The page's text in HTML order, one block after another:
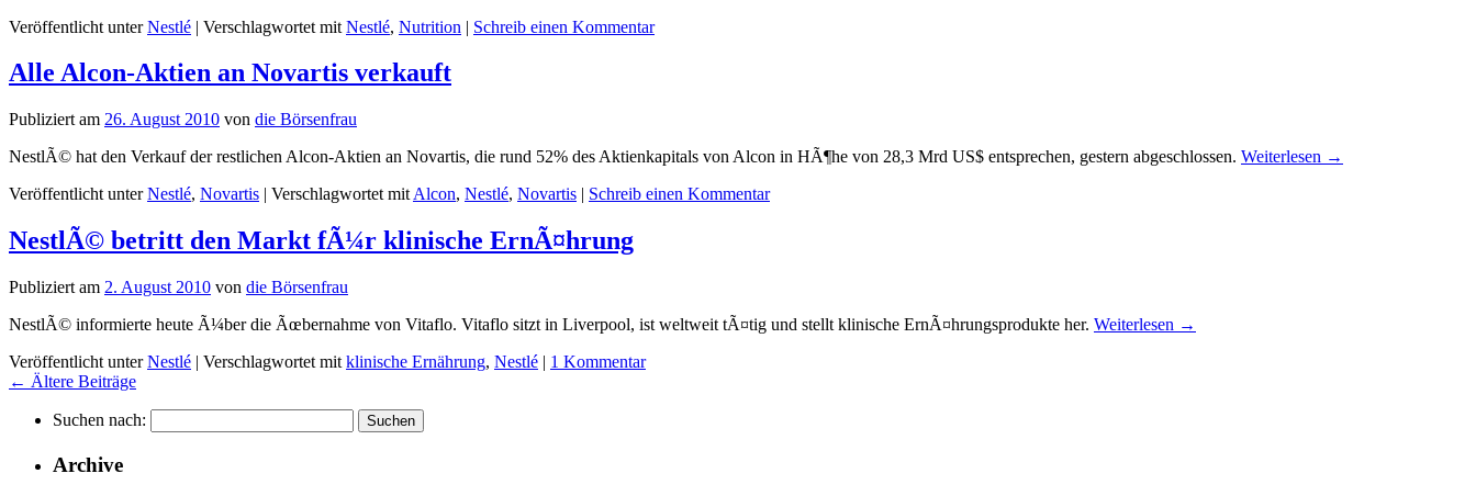
Veröffentlicht unter Nestlé | Verschlagwortet mit Nestlé, Nutrition | Schreib einen Kommentar
Alle Alcon-Aktien an Novartis verkauft
Publiziert am 26. August 2010 von die Börsenfrau
NestlÃ© hat den Verkauf der restlichen Alcon-Aktien an Novartis, die rund 52% des Aktienkapitals von Alcon in HÃ¶he von 28,3 Mrd US$ entsprechen, gestern abgeschlossen. Weiterlesen →
Veröffentlicht unter Nestlé, Novartis | Verschlagwortet mit Alcon, Nestlé, Novartis | Schreib einen Kommentar
NestlÃ© betritt den Markt fÃ¼r klinische ErnÃ¤hrung
Publiziert am 2. August 2010 von die Börsenfrau
NestlÃ© informierte heute Ã¼ber die Ãœbernahme von Vitaflo. Vitaflo sitzt in Liverpool, ist weltweit tÃ¤tig und stellt klinische ErnÃ¤hrungsprodukte her. Weiterlesen →
Veröffentlicht unter Nestlé | Verschlagwortet mit klinische Ernährung, Nestlé | 1 Kommentar
← Ältere Beiträge
Suchen nach:
Archive